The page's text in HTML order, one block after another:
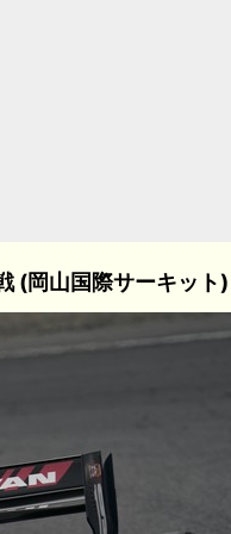
(岡山国際サーキット)